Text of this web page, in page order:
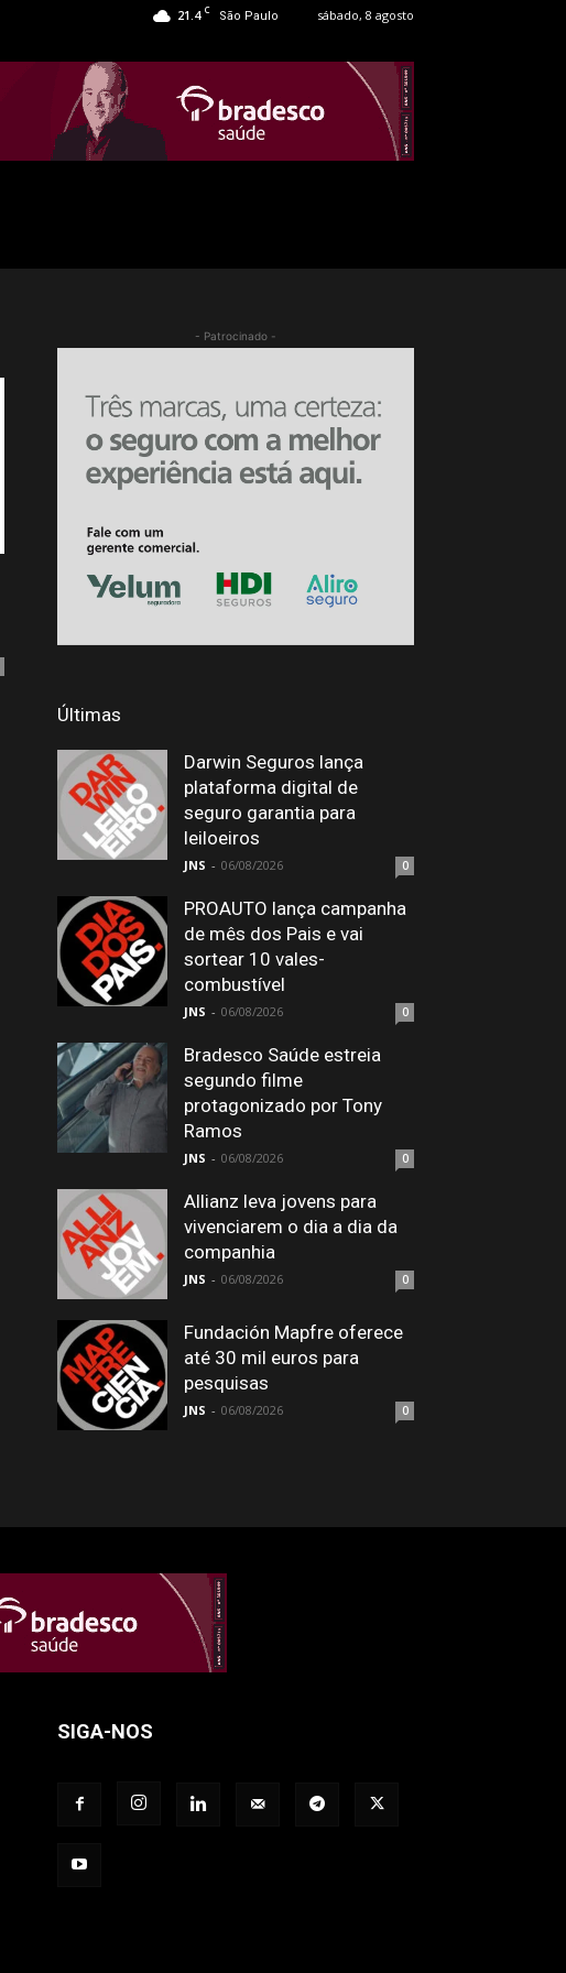
21.4 C São Paulo sábado, 8 agosto
- Patrocinado -
Últimas
Darwin Seguros lança
plataforma digital de
seguro garantia para
leiloeiros
JNS - 06/08/2026 0
PROAUTO lança campanha
de mês dos Pais e vai
sortear 10 vales-
combustível
JNS - 06/08/2026 0
Bradesco Saúde estreia
segundo filme
protagonizado por Tony
Ramos
JNS - 06/08/2026 0
Allianz leva jovens para
vivenciarem o dia a dia da
companhia
JNS - 06/08/2026 0
Fundación Mapfre oferece
até 30 mil euros para
pesquisas
JNS - 06/08/2026 0
SIGA-NOS